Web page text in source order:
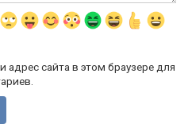
адрес сайта в этом браузере для